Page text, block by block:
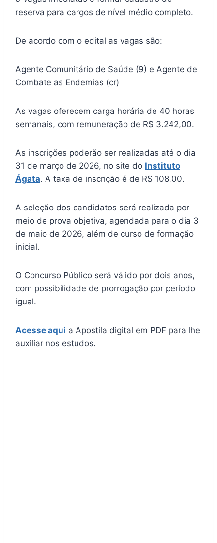
reserva para cargos de nível médio completo.
De acordo com o edital as vagas são:
Agente Comunitário de Saúde (9) e Agente de
Combate as Endemias (cr)
As vagas oferecem carga horária de 40 horas
semanais, com remuneração de R$ 3.242,00.
As inscrições poderão ser realizadas até o dia
31 de março de 2026, no site do Instituto
Ágata. A taxa de inscrição é de R$ 108,00.
A seleção dos candidatos será realizada por
meio de prova objetiva, agendada para o dia 3
de maio de 2026, além de curso de formação
inicial.
O Concurso Público será válido por dois anos,
com possibilidade de prorrogação por período
igual.
Acesse aqui a Apostila digital em PDF para lhe
auxiliar nos estudos.